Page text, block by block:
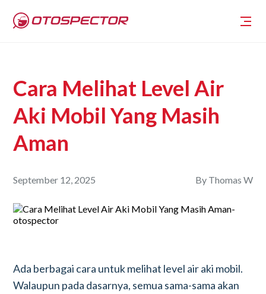
Cara Melihat Level Air
Aki Mobil Yang Masih
Aman
September 12, 2025 By Thomas W
Ada berbagai cara untuk melihat level air aki mobil.
Walaupun pada dasarnya, semua sama-sama akan